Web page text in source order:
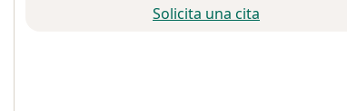
Solicita una cita